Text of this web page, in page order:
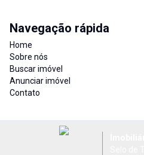
Navegação rápida
Home
Sobre nós
Buscar imóvel
Anunciar imóvel
Contato